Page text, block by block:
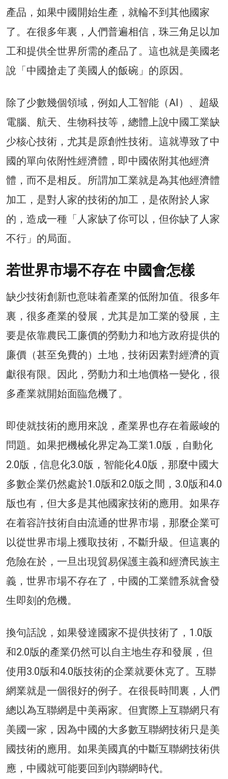
產品，如果中國開始生產，就輪不到其他國家
了。在很多年裏，人們普遍相信，珠三角足以加
工和提供全世界所需的產品了。這也就是美國老
說「中國搶走了美國人的飯碗」的原因。
除了少數幾個領域，例如人工智能（AI）、超級
電腦、航天、生物科技等，總體上說中國工業缺
少核心技術，尤其是原創性技術。這就導致了中
國的單向依附性經濟體，即中國依附其他經濟
體，而不是相反。所謂加工業就是為其他經濟體
加工，是對人家的技術的加工，是依附於人家
的，造成一種「人家缺了你可以，但你缺了人家
不行」的局面。
若世界市場不存在 中國會怎樣
缺少技術創新也意味着產業的低附加值。很多年
裏，很多產業的發展，尤其是加工業的發展，主
要是依靠農民工廉價的勞動力和地方政府提供的
廉價（甚至免費的）土地，技術因素對經濟的貢
獻很有限。因此，勞動力和土地價格一變化，很
多產業就開始面臨危機了。
即使就技術的應用來說，產業界也存在着嚴峻的
問題。如果把機械化界定為工業1.0版，自動化
2.0版，信息化3.0版，智能化4.0版，那麼中國大
多數企業仍然處於1.0版和2.0版之間，3.0版和4.0
版也有，但大多是其他國家技術的應用。如果存
在着容許技術自由流通的世界市場，那麼企業可
以從世界市場上獲取技術，不斷升級。但這裏的
危險在於，一旦出現貿易保護主義和經濟民族主
義，世界市場不存在了，中國的工業體系就會發
生即刻的危機。
換句話說，如果發達國家不提供技術了，1.0版
和2.0版的產業仍然可以自主地生存和發展，但
使用3.0版和4.0版技術的企業就要休克了。互聯
網業就是一個很好的例子。在很長時間裏，人們
總以為互聯網是中美兩家。但實際上互聯網只有
美國一家，因為中國的大多數互聯網技術只是美
國技術的應用。如果美國真的中斷互聯網技術供
應，中國就可能要回到內聯網時代。